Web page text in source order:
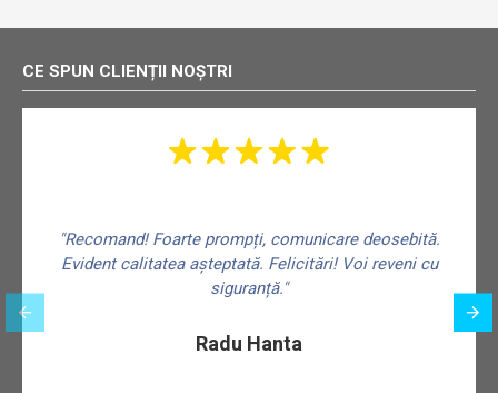
CE SPUN CLIENȚII NOȘTRI
"Recomand! Foarte prompți, comunicare deosebită.
Evident calitatea așteptată. Felicitări! Voi reveni cu
siguranță."
Radu Hanta